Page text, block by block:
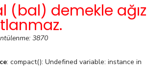
(bal) demekle ağız
3870
: compact(): Undefined variable: instance in